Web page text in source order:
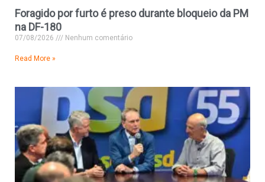
Foragido por furto é preso durante bloqueio da PM
na DF-180
07/08/2026 Nenhum comentário
Read More »